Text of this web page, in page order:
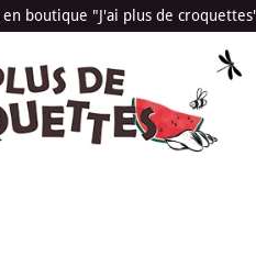
en bou​​​​​​tique "J'ai plus de